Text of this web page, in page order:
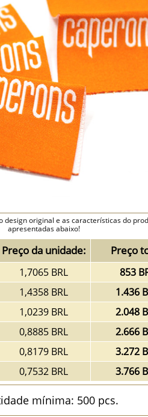
design original e as características do
apresentadas abaixo!
Preço da unidade: Preço
1,7065 BRL
853
1,4358 BRL
1.436
1,0239 BRL
2.048
0,8885 BRL
2.666
0,8179 BRL
3.272
0,7532 BRL 3.766
mínima: 500 pcs.